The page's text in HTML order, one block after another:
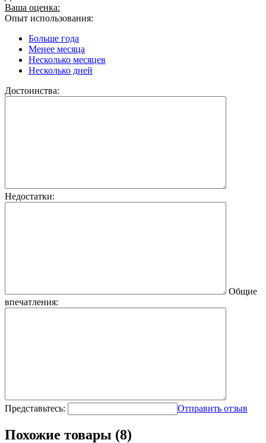
Ваша оценка:
Опыт использования:
Больше года
Менее месяца
Несколько месяцев
Несколько дней
Достоинства:
Недостатки:
Общие
впечатления:
Представьтесь: Отправить отзыв
Похожие товары (8)